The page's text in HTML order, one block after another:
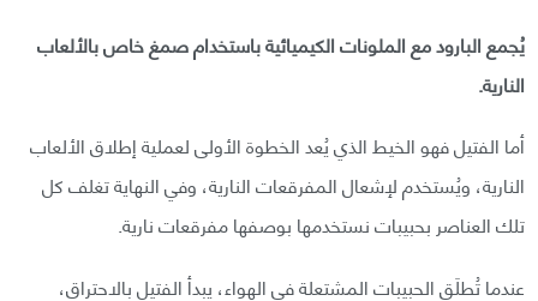
يُجمع البارود مع الملونات الكيميائية باستخدام صمغ خاص بالألعاب
النارية.
أما الفتيل فهو الخيط الذي يُعد الخطوة الأولى لعملية إطلاق الألعاب
النارية، ويُستخدم لإشعال المفرقعات النارية، وفي النهاية تغلف كل
تلك العناصر بحبيبات نستخدمها بوصفها مفرقعات نارية.
عندما تُطلَق الحبيبات المشتعلة في الهواء، يبدأ الفتيل بالاحتراق،